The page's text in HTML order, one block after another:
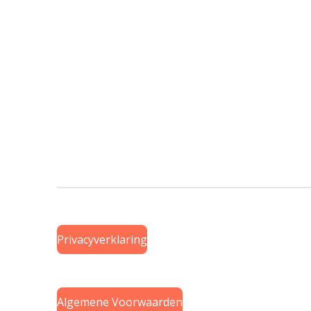
Privacyverklaring
Algemene Voorwaarden